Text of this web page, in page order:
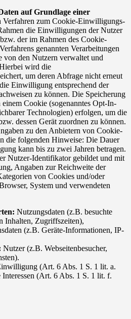
auf Grundlage einer
Verfahren zum Cookie-Einwilligungs-
die Einwilligungen der Nutzer
der im Rahmen des Cookie-
genannten Verarbeitungen
von den Nutzern verwaltet und
wird die
um deren Abfrage nicht erneut
Einwilligung entsprechend der
zu können. Die Speicherung
Cookie (sogenanntes Opt-In-
Technologien) erfolgen, um die
dessen Gerät zuordnen zu können.
zu den Anbietern von Cookie-
die folgenden Hinweise: Die Dauer
kann bis zu zwei Jahren betragen.
Nutzer-Identifikator gebildet und mit
Angaben zur Reichweite der
von Cookies und/oder
System und verwendeten
Nutzungsdaten (z.B. besuchte
Inhalten, Zugriffszeiten),
(z.B. Geräte-Informationen, IP-
Nutzer (z.B. Webseitenbesucher,
(Art. 6 Abs. 1 S. 1 lit. a.
(Art. 6 Abs. 1 S. 1 lit. f.